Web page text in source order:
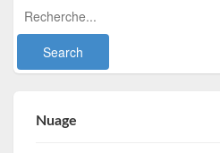
Nuage